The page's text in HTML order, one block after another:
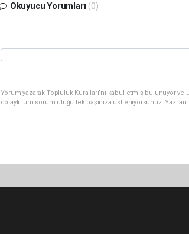
Okuyucu Yorumları (0)
Yorum yazarak Topluluk Kuralları’nı kabul etmiş bulunuyor
dolaylı tüm sorumluluğu tek başınıza üstleniyorsunuz.